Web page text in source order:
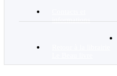
informations